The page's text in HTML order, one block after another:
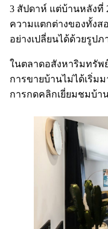
3 สัปดาห์ แต่บ้านหลังที่
ความแตกต่างของทั้งส
อย่างเปลี่ยนได้ด้วยรูปภ
ในตลาดอสังหาริมทรัพ
การขายบ้านไม่ได้เริ่ม
การกดคลิกเยี่ยมชมบ้า